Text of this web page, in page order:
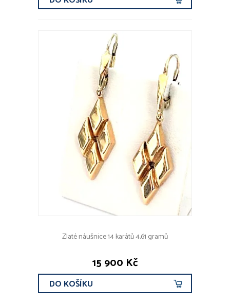
Zlaté náušnice 14 karátů 4,61 gramů
15 900 Kč
DO KOŠÍKU